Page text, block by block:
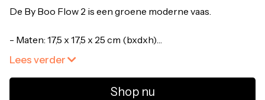
Lees verder
Shop nu